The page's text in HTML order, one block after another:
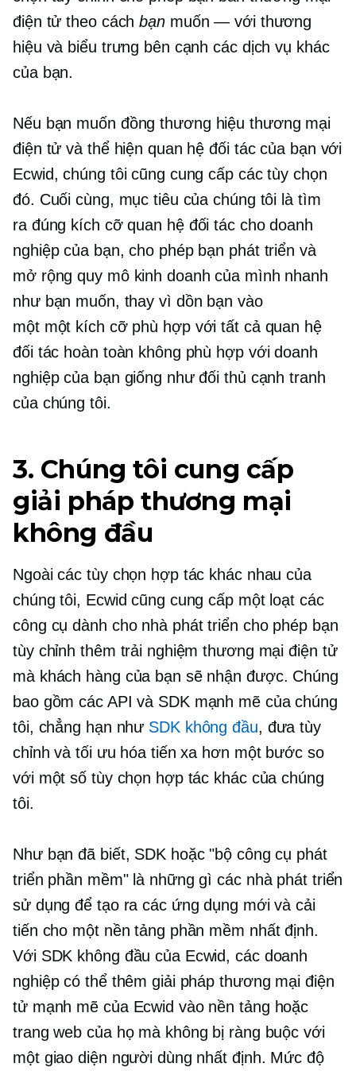
điện tử theo cáchbạnmuốn — với thương
hiệu và biểu trưng bên cạnh các dịch vụ khác
của bạn.
Nếu bạn muốn đồng thương hiệu thương mại
điện tử và thể hiện quan hệ đối tác của bạn với
Ecwid, chúng tôi cũng cung cấp các tùy chọn
đó. Cuối cùng, mục tiêu của chúng tôi là tìm
ra đúng kích cỡquan hệ đối tác cho doanh
nghiệp của bạn, cho phép bạn phát triển và
mở rộng quy mô kinh doanh của mình nhanh
như bạn muốn, thay vì dồn bạn vào
một một kích cỡ phù hợp với tất cảquan hệ
đối tác hoàn toàn không phù hợp với doanh
nghiệp của bạn giống như đối thủ cạnh tranh
của chúng tôi.
3. Chúng tôi cung cấp
giải pháp thương mại
không đầu
Ngoài các tùy chọn hợp tác khác nhau của
chúng tôi, Ecwid cũng cung cấp một loạt các
công cụ dành cho nhà phát triển cho phép bạn
tùy chỉnh thêm trải nghiệm thương mại điện tử
mà khách hàng của bạn sẽ nhận được. Chúng
bao gồm các API và SDK mạnh mẽ của chúng
tôi, chẳng hạn như SDK không đầu, đưa tùy
chỉnh và tối ưu hóa tiến xa hơn một bước so
với một số tùy chọn hợp tác khác của chúng
tôi.
Như bạn đã biết, SDK hoặc "bộ công cụ phát
triển phần mềm" là những gì các nhà phát triển
sử dụng để tạo ra các ứng dụng mới và cải
tiến cho một nền tảng phần mềm nhất định.
Với SDK không đầu của Ecwid, các doanh
nghiệp có thể thêm giải pháp thương mại điện
tử mạnh mẽ của Ecwid vào nền tảng hoặc
trang web của họ mà không bị ràng buộc với
một giao diện người dùng nhất định. Mức độ